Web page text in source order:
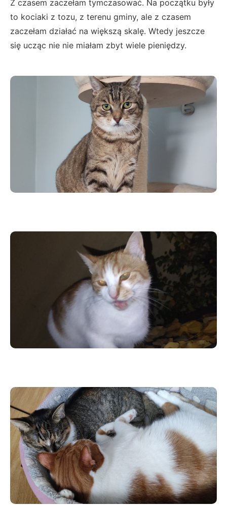
Z czasem zaczełam tymczasować. Na początku były
to kociaki z tozu, z terenu gminy, ale z czasem
zaczełam działać na większą skalę. Wtedy jeszcze
się ucząc nie nie miałam zbyt wiele pieniędzy.